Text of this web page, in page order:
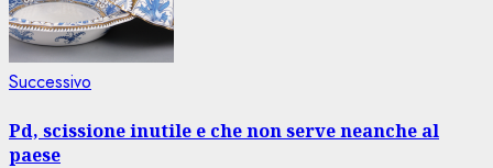
Successivo
Pd, scissione inutile e che non serve neanche al
paese